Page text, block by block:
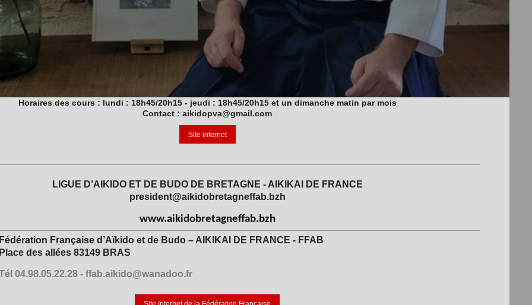
Horaires des cours : lundi : 18h45/20h15 - jeudi : 18h45/20h15 et un dimanche matin par mois
Contact : aikidopva@gmail.com
Site internet
LIGUE D’AIKIDO ET DE BUDO DE BRETAGNE - AIKIKAI DE FRANCE
president@aikidobretagneffab.bzh
www.aikidobretagneffab.bzh
Fédération Française d’Aïkido et de Budo – AIKIKAI DE FRANCE - FFAB
Place des allées 83149 BRAS
04.98.05.22.28 - ffab.aikido@wanadoo.fr
Site Internet de la Fédération Française